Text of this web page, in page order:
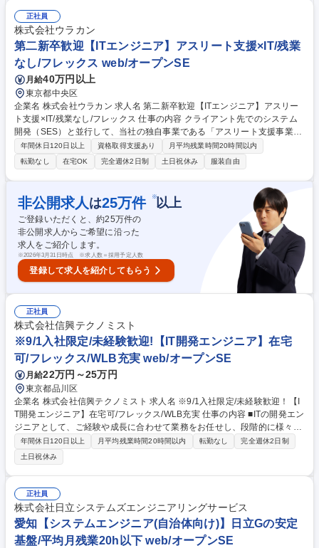
パートナー企業との協業・ベンダーコントロール ■オフショア開発チーム
との連携 募集職種 L＜EP＞【EPシステム開発第1部】業務・Webアプリ
開発エンジニア（メンバー）
正社員
株式会社ウラカン
第二新卒歓迎【ITエンジニア】アスリート支援×IT/残業
なし/フレックス web/オープンSE
月給40万円以上
東京都中央区
企業名 株式会社ウラカン 求人名 第二新卒歓迎【ITエンジニア】アスリー
ト支援×IT/残業なし/フレックス 仕事の内容 クライアント先でのシステム
開発（SES）と並行して、当社の独自事業である「アスリート支援事業」
におけるエンジニアとして、現役アスリート等の育成をお任せします。
【開発業務】 Web系、業務系システム、インフラ構築など、あなたのス
キルセットに合わせた案件にアサインします。 【教育・支援業務】 未経
験からエンジニアを目指す当社所属のアスリート社員に対し、技術指導や
キャリア相談を行っていただきます。 ※変更の範囲：当社業務全般 募集
職種 第二新卒歓迎【ITエンジニア】アスリート支援×IT/残業なし/フレック
ス
年間休日120日以上 資格取得支援あり
月平均残業時間20時間以内
転勤なし
在宅OK 完全週休2日制 土日祝休み 服装自由
非公開求人 は25万件 ※以上
ご登録いただくと、約25万件の
非公開求人からご希望に沿った
求人をご紹介します。
※2026年3月31日時点 ※求人数＝採用予定人数
登録して求人を紹介してもらう
正社員
株式会社信興テクノミスト
※9/1入社限定/未経験歓迎!【IT開発エンジニア】在宅
可/フレックス/WLB充実 web/オープンSE
月給22万円～25万円
東京都品川区
企業名 株式会社信興テクノミスト 求人名 ※9/1入社限定/未経験歓迎！【I
T開発エンジニア】在宅可/フレックス/WLB充実 仕事の内容 ■ITの開発エン
ジニアとして、ご経験や成長に合わせて業務をお任せし、段階的に様々な
ご経験・スキルを積んで頂きます。主に官公庁や自治体、公共インフラ関
連企業・団体向けのシステム開発に携わって頂きます。 【キャリアステッ
プ】 入社後は1.5ヶ月の丁寧な技術研修があり、ITエンジニアの基礎から
しっかり習得できます。現場では各社のコアパートナーとして、要件定義
などの上流工程から設計・開発まで、スキルに合わせた幅広いフェーズに
挑戦可能。外部セミナーの受講費用負担や、200種以上を対象とした資格
手当など、あなたのキャリアアップを全方位からバックアップします！ 募
集職種 ※9/1入社限定/未経験歓迎！【IT開発エンジニア】在宅可/フレック
ス/WLB充実
年間休日120日以上 月平均残業時間20時間以内 転勤なし
完全週休2日制
土日祝休み
正社員
株式会社日立システムズエンジニアリングサービス
愛知【システムエンジニア(自治体向け)】日立Gの安定
基盤/平均月残業20h以下 web/オープンSE